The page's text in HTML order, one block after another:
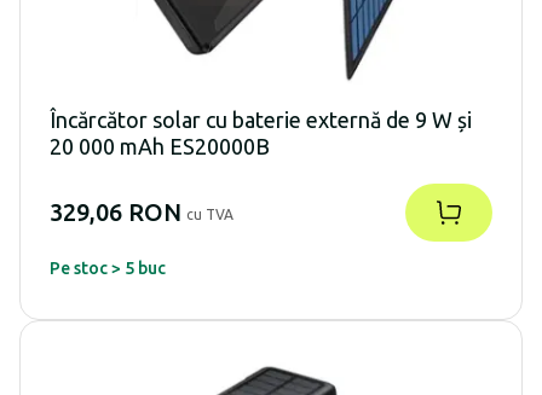
Încărcător solar cu baterie externă de 9 W și
20 000 mAh ES20000B
329,06 RON cu TVA
Pe stoc > 5 buc